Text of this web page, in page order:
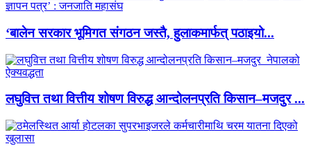
‘बालेन सरकार भूमिगत संगठन जस्तै, हुलाकमार्फत् पठाइयो...
लघुवित्त तथा वित्तीय शोषण विरुद्ध आन्दोलनप्रति किसान–मजदुर ...